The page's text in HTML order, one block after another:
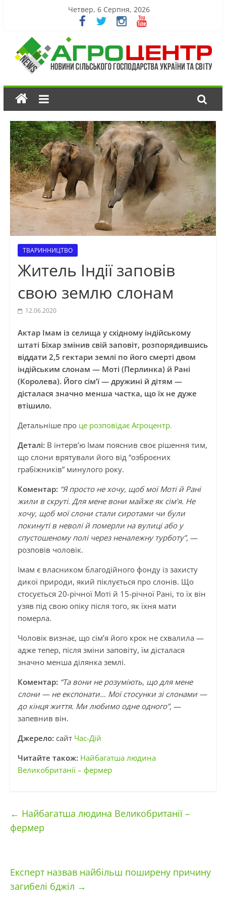
Четвер, 6 Серпня, 2026
ТВАРИННИЦТВО
Житель Індії заповів
свою землю слонам
12.06.2020
Актар Імам із селища у східному індійському
штаті Біхар змінив свій заповіт, розпорядившись
віддати 2,5 гектари землі по його смерті двом
індійським слонам — Моті (Перлинка) й Рані
(Королева). Його сім’ї — дружині й дітям —
дісталася значно менша частка, що їх не дуже
втішило.
Детальніше про це розповідає Агроцентр.
Деталі: В інтерв’ю Імам пояснив своє рішення тим,
що слони врятували його від “озброєних
грабіжників” минулого року.
Коментар: “Я просто не хочу, щоб мої Моті й Рані
жили в скруті. Для мене вони майже як сім’я. Не
хочу, щоб мої слони стали сиротами чи були
покинуті в неволі й померли на вулиці або у
спустошеному полі через неналежну турботу”, —
розповів чоловік.
Імам є власником благодійного фонду із захисту
дикої природи, який піклується про слонів. Що
стосується 20-річної Моті й 15-річної Рані, то їх він
узяв під свою опіку після того, як їхня мати
померла.
Чоловік визнає, що сім’я його крок не схвалила —
адже тепер, після зміни заповіту, їм дісталася
значно менша ділянка землі.
Коментар: “Та вони не розуміють, що для мене
слони — не експонати… Мої стосунки зі слонами —
до кінця життя. Ми любимо одне одного”, —
запевнив він.
Джерело: сайт Час-Дій
Читайте також: Найбагатша людина
Великобританії – фермер
← Найбагатша людина Великобританії –
фермер
Експерт назвав найбільш поширену причину
загибелі бджіл →